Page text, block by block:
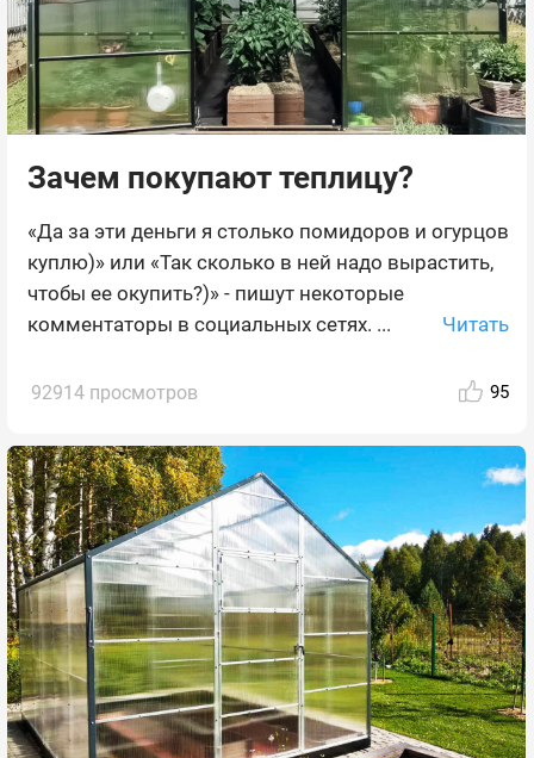
Зачем покупают теплицу?
«Да за эти деньги я столько помидоров и огурцов
куплю)» или «Так сколько в ней надо вырастить,
чтобы ее окупить?)» - пишут некоторые
комментаторы в социальных сетях. ...
Читать
92914 просмотров 95